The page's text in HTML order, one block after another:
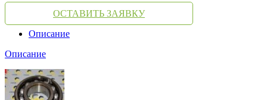
ОСТАВИТЬ ЗАЯВКУ
Описание
Описание